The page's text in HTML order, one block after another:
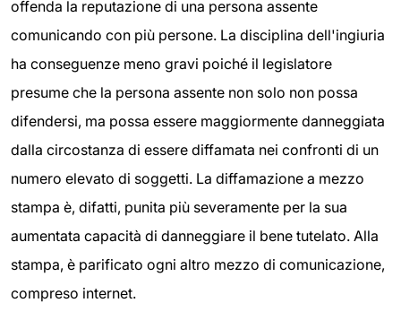
offenda la reputazione di una persona assente
comunicando con più persone. La disciplina dell'ingiuria
ha conseguenze meno gravi poiché il legislatore
presume che la persona assente non solo non possa
difendersi, ma possa essere maggiormente danneggiata
dalla circostanza di essere diffamata nei confronti di un
numero elevato di soggetti. La diffamazione a mezzo
stampa è, difatti, punita più severamente per la sua
aumentata capacità di danneggiare il bene tutelato. Alla
stampa, è parificato ogni altro mezzo di comunicazione,
compreso internet.